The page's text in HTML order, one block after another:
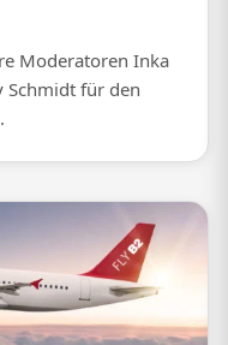
Moderatoren Inka
Schmidt für den